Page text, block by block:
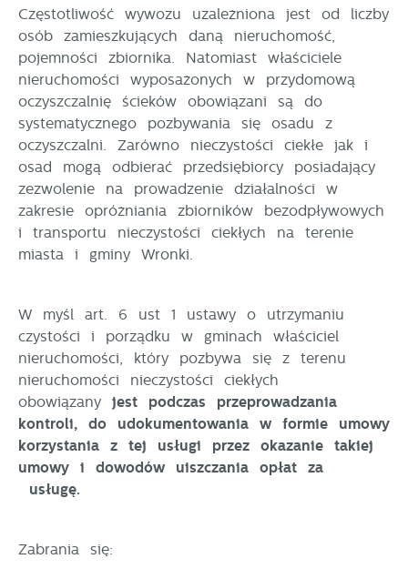
Częstotliwość wywozu uzależniona jest od liczby
osób zamieszkujących daną nieruchomość,
pojemności zbiornika. Natomiast właściciele
nieruchomości wyposażonych w przydomową
oczyszczalnię ścieków obowiązani są do
systematycznego pozbywania się osadu z
oczyszczalni. Zarówno nieczystości ciekłe jak i
osad mogą odbierać przedsiębiorcy posiadający
zezwolenie na prowadzenie działalności w
zakresie opróżniania zbiorników bezodpływowych
i transportu nieczystości ciekłych na terenie
miasta i gminy Wronki.
W myśl art. 6 ust 1 ustawy o utrzymaniu
czystości i porządku w gminach właściciel
nieruchomości, który pozbywa się z terenu
nieruchomości nieczystości ciekłych
obowiązany jest podczas przeprowadzania
kontroli, do udokumentowania w formie umowy
korzystania z tej usługi przez okazanie takiej
umowy i dowodów uiszczania opłat za
usługę.
Zabrania się: